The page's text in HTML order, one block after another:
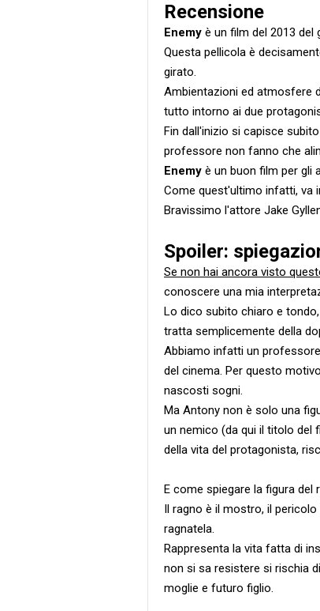
Recensione
Enemy è un film del 2013 del
Questa pellicola è
girato.
Ambientazioni ed atmosfere
tutto intorno ai due
Fin dall'inizio si capisce
professore non fanno che
Enemy è un buon film per gli
Come quest'ultimo infatti, va
Bravissimo l'attore Jake
Spoiler:
Se non hai ancora visto
conoscere una mia
Lo dico subito chiaro e
tratta semplicemente della
Abbiamo infatti un
del cinema. Per questo
nascosti sogni.
Ma Antony non è solo una
un nemico (da qui il titolo del
della vita del protagonista,
E come spiegare la figura del
Il ragno è il mostro, il
ragnatela.
Rappresenta la vita fatta di
non si sa resistere si rischia
moglie e futuro figlio.